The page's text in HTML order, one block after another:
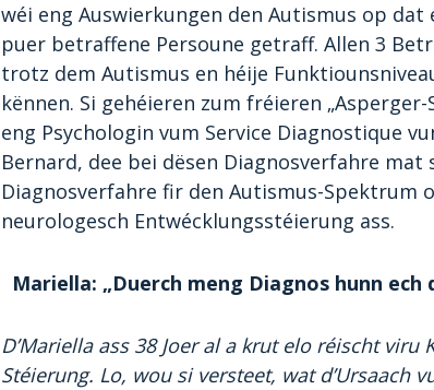
wéi eng Auswierkungen den Autismus op
puer betraffene Persoune getraff. Allen 3
trotz dem Autismus en héije
kënnen. Si gehéieren zum fréieren
eng Psychologin vum Service Diagnostique
Bernard, dee bei dësen Diagnosverfahre
Diagnosverfahre fir den Autismus-Spektrum
neurologesch Entwécklungsstéierung ass.
Mariella: „Duerch meng Diagnos hunn ech
D’Mariella ass 38 Joer al a krut elo réischt
Stéierung. Lo, wou si versteet, wat d’Ursaach